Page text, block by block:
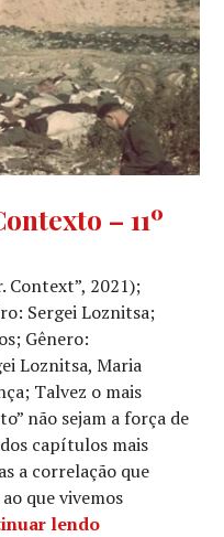
– 11º
Context”, 2021);
Sergei Loznitsa;
Gênero:
Loznitsa, Maria
Talvez o mais
não sejam a força de
capítulos mais
a correlação que
que vivemos
lendoCrítica | Babi